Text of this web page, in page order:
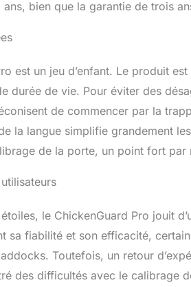
bien que la garantie de trois
est un jeu d’enfant. Le produit
durée de vie. Pour éviter des
de commencer par la
la langue simplifie grandement
de la porte, un point fort par
le ChickenGuard Pro jouit
sa fiabilité et son efficacité,
Toutefois, un retour
des difficultés avec le calibrage